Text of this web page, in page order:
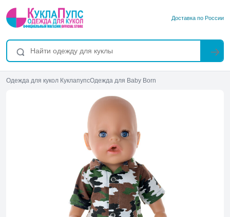
Доставка по России
Одежда для кукол КуклапупсОдежда для Baby Born